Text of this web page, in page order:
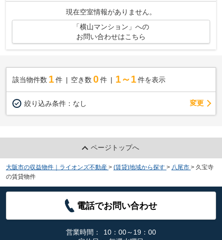
現在空室情報がありません。
「横山マンション」への
お問い合わせはこちら
該当物件数 1件 空き数 0 件 1～1 件を表示
絞り込み条件： なし 変更
ページトップへ
大阪市の収益物件｜ライオンズ不動産 > (賃貸)地域から探す > 八尾市 > 久宝寺
の賃貸物件
電話でお問い合わせ
営業時間：
10：00～19：00